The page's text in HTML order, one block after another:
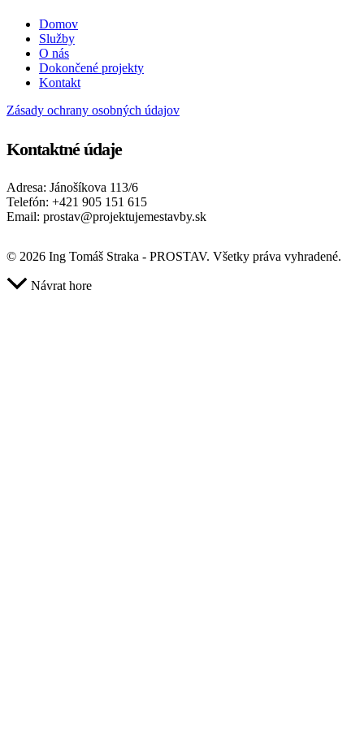
Domov
Služby
O nás
Dokončené projekty
Kontakt
Zásady ochrany osobných údajov
Kontaktné údaje
Adresa: Jánošíkova 113/6
Telefón: +421 905 151 615
Email: prostav@projektujemestavby.sk
© 2026 Ing Tomáš Straka - PROSTAV. Všetky práva vyhradené.
Návrat hore